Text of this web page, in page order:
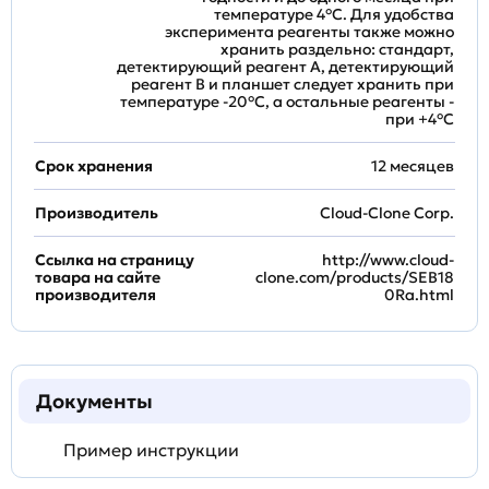
температуре 4°C. Для удобства
эксперимента реагенты также можно
хранить раздельно: стандарт,
детектирующий реагент A, детектирующий
реагент B и планшет следует хранить при
температуре -20°C, а остальные реагенты -
при +4°С
Срок хранения 12 месяцев
Производитель Cloud-Clone Corp.
Ссылка на страницу
товара на сайте
производителя
http://www.cloud-
clone.com/products/SEB18
0Ra.html
Документы
Пример инструкции